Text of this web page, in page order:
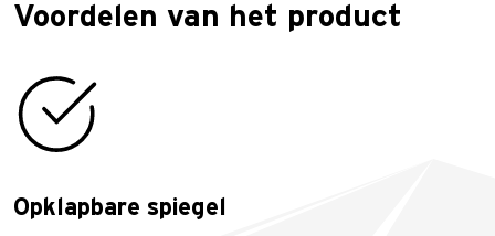
Voordelen van het product
Opklapbare spiegel